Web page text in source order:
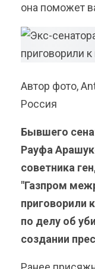
она поможет
Автор фото,
Россия
Бывшего
Рауфа
советника
"Газпром
приговорили
по делу об
создании